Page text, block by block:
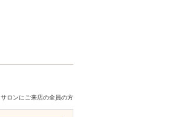
サロンにご来店の全員の方